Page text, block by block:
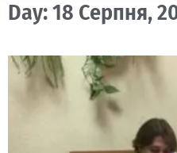
Day: 18 Серпня,